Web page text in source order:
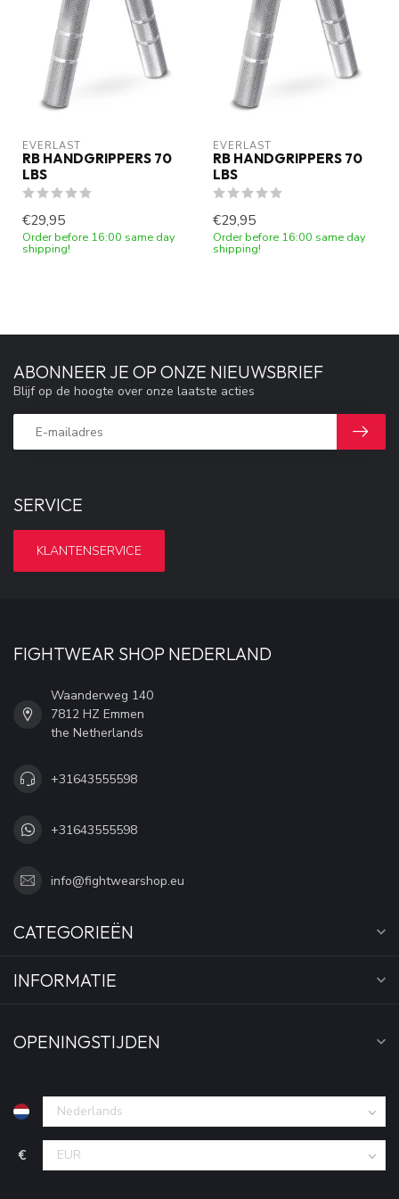
EVERLAST
RB HANDGRIPPERS 70
LBS
€29,95
Order before 16:00 same day
shipping!
EVERLAST
RB HANDGRIPPERS 70
LBS
€29,95
Order before 16:00 same day
shipping!
SERVICE
KLANTENSERVICE
ABONNEER JE OP ONZE NIEUWSBRIEF
Blijf op de hoogte over onze laatste acties
FIGHTWEAR SHOP NEDERLAND
Waanderweg 140
7812 HZ Emmen
the Netherlands
+31643555598
+31643555598
info@fightwearshop.eu
CATEGORIEËN
INFORMATIE
OPENINGSTIJDEN
€